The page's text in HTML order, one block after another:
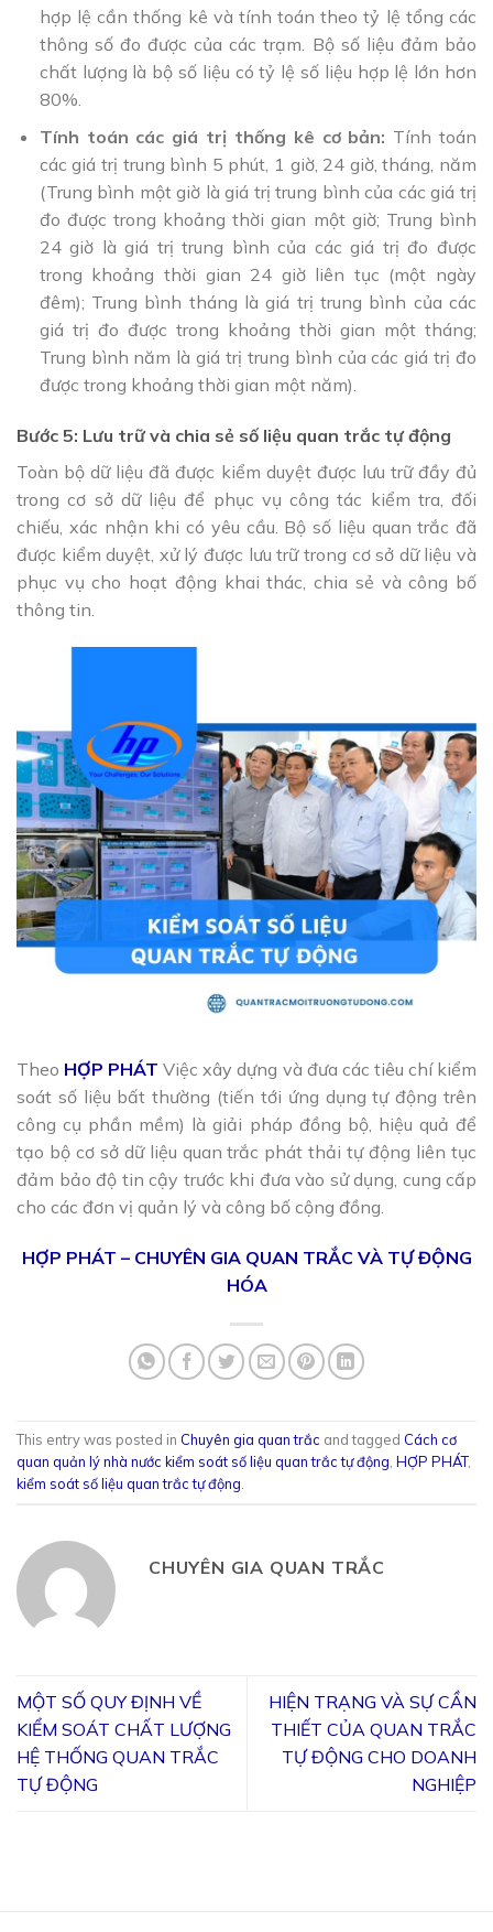
hợp lệ cần thống kê và tính toán theo tỷ lệ tổng các
thông số đo được của các trạm. Bộ số liệu đảm bảo
chất lượng là bộ số liệu có tỷ lệ số liệu hợp lệ lớn hơn
80%.
Tính toán các giá trị thống kê cơ bản: Tính toán
các giá trị trung bình 5 phút, 1 giờ, 24 giờ, tháng, năm
(Trung bình một giờ là giá trị trung bình của các giá trị
đo được trong khoảng thời gian một giờ; Trung bình
24 giờ là giá trị trung bình của các giá trị đo được
trong khoảng thời gian 24 giờ liên tục (một ngày
đêm); Trung bình tháng là giá trị trung bình của các
giá trị đo được trong khoảng thời gian một tháng;
Trung bình năm là giá trị trung bình của các giá trị đo
được trong khoảng thời gian một năm).
Bước 5: Lưu trữ và chia sẻ số liệu quan trắc tự động
Toàn bộ dữ liệu đã được kiểm duyệt được lưu trữ đầy đủ
trong cơ sở dữ liệu để phục vụ công tác kiểm tra, đối
chiếu, xác nhận khi có yêu cầu. Bộ số liệu quan trắc đã
được kiểm duyệt, xử lý được lưu trữ trong cơ sở dữ liệu và
phục vụ cho hoạt động khai thác, chia sẻ và công bố
thông tin.
Theo HỢP PHÁT Việc xây dựng và đưa các tiêu chí kiểm
soát số liệu bất thường (tiến tới ứng dụng tự động trên
công cụ phần mềm) là giải pháp đồng bộ, hiệu quả để
tạo bộ cơ sở dữ liệu quan trắc phát thải tự động liên tục
đảm bảo độ tin cậy trước khi đưa vào sử dụng, cung cấp
cho các đơn vị quản lý và công bố cộng đồng.
HỢP PHÁT – CHUYÊN GIA QUAN TRẮC VÀ TỰ ĐỘNG
HÓA
This entry was posted in Chuyên gia quan trắc and tagged Cách cơ
quan quản lý nhà nước kiểm soát số liệu quan trắc tự động, HỢP PHÁT,
kiểm soát số liệu quan trắc tự động.
CHUYÊN GIA QUAN TRẮC
MỘT SỐ QUY ĐỊNH VỀ
KIỂM SOÁT CHẤT LƯỢNG
HỆ THỐNG QUAN TRẮC
TỰ ĐỘNG
HIỆN TRẠNG VÀ SỰ CẦN
THIẾT CỦA QUAN TRẮC
TỰ ĐỘNG CHO DOANH
NGHIỆP